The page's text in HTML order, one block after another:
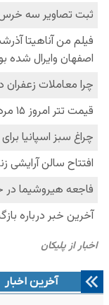
آخرین اخبار